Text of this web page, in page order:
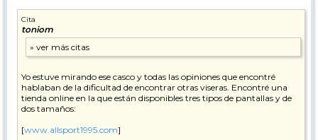
Cita
toniom
Yo estuve mirando ese casco y todas las opiniones que encontré
hablaban de la dificultad de encontrar otras viseras. Encontré una
tienda online en la que están disponibles tres tipos de pantallas y de
dos tamaños:
[www.allsport1995.com]